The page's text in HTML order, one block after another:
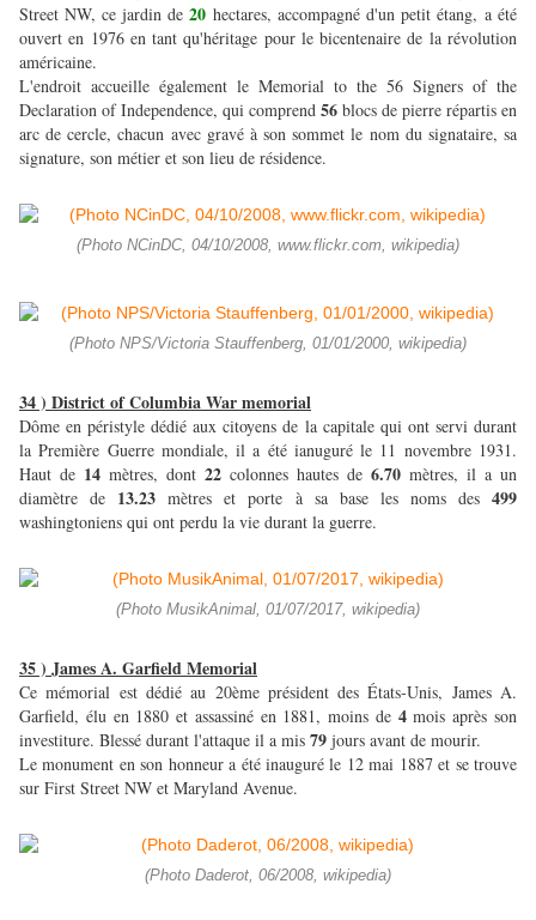
Street NW, ce jardin de20 hectares, accompagné d'un petit étang, a été
ouvert en 1976 en tant qu'héritage pour le bicentenaire de la révolution
américaine.
L'endroit accueille également le Memorial to the 56 Signers of the
Declaration of Independence, qui comprend 56 blocs de pierre répartis en
arc de cercle, chacun avec gravé à son sommet le nom du signataire, sa
signature, son métier et son lieu de résidence.
(Photo NCinDC, 04/10/2008, www.flickr.com, wikipedia)
(Photo NPS/Victoria Stauffenberg, 01/01/2000, wikipedia)
34 ) District of Columbia War memorial
Dôme en péristyle dédié aux citoyens de la capitale qui ont servi durant
la Première Guerre mondiale, il a été ianuguré le 11 novembre 1931.
Haut de 14 mètres, dont 22 colonnes hautes de 6.70 mètres, il a un
diamètre de 13.23mètres et porte à sa base les noms des499
washingtoniens qui ont perdu la vie durant la guerre.
(Photo MusikAnimal, 01/07/2017, wikipedia)
35 ) James A. Garfield Memorial
Ce mémorial est dédié au 20ème président des États-Unis, James A.
Garfield, élu en 1880 et assassiné en 1881, moins de 4mois après son
investiture. Blessé durant l'attaque il a mis 79 jours avant de mourir.
Le monument en son honneur a été inauguré le 12 mai 1887 et se trouve
sur First Street NW et Maryland Avenue.
(Photo Daderot, 06/2008, wikipedia)